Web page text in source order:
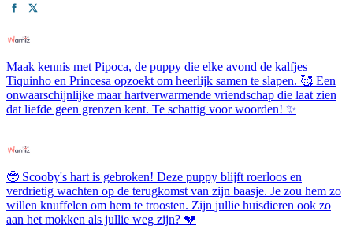
Maak kennis met Pipoca, de puppy die elke avond de kalfjes
Tiquinho en Princesa opzoekt om heerlijk samen te slapen. 🥰 Een
onwaarschijnlijke maar hartverwarmende vriendschap die laat zien
dat liefde geen grenzen kent. Te schattig voor woorden! ✨
🥹 Scooby's hart is gebroken! Deze puppy blijft roerloos en
verdrietig wachten op de terugkomst van zijn baasje. Je zou hem zo
willen knuffelen om hem te troosten. Zijn jullie huisdieren ook zo
aan het mokken als jullie weg zijn? 💔